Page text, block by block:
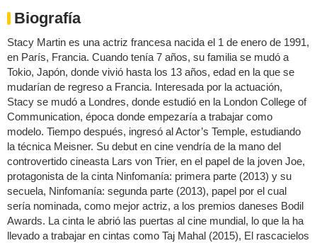
Biografía
Stacy Martin es una actriz francesa nacida el 1 de enero de 1991,
en París, Francia. Cuando tenía 7 años, su familia se mudó a
Tokio, Japón, donde vivió hasta los 13 años, edad en la que se
mudarían de regreso a Francia. Interesada por la actuación,
Stacy se mudó a Londres, donde estudió en la London College of
Communication, época donde empezaría a trabajar como
modelo. Tiempo después, ingresó al Actor’s Temple, estudiando
la técnica Meisner. Su debut en cine vendría de la mano del
controvertido cineasta Lars von Trier, en el papel de la joven Joe,
protagonista de la cinta Ninfomanía: primera parte (2013) y su
secuela, Ninfomanía: segunda parte (2013), papel por el cual
sería nominada, como mejor actriz, a los premios daneses Bodil
Awards. La cinta le abrió las puertas al cine mundial, lo que la ha
llevado a trabajar en cintas como Taj Mahal (2015), El rascacielos